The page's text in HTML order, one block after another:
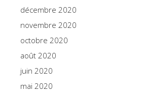
décembre 2020
novembre 2020
octobre 2020
août 2020
juin 2020
mai 2020